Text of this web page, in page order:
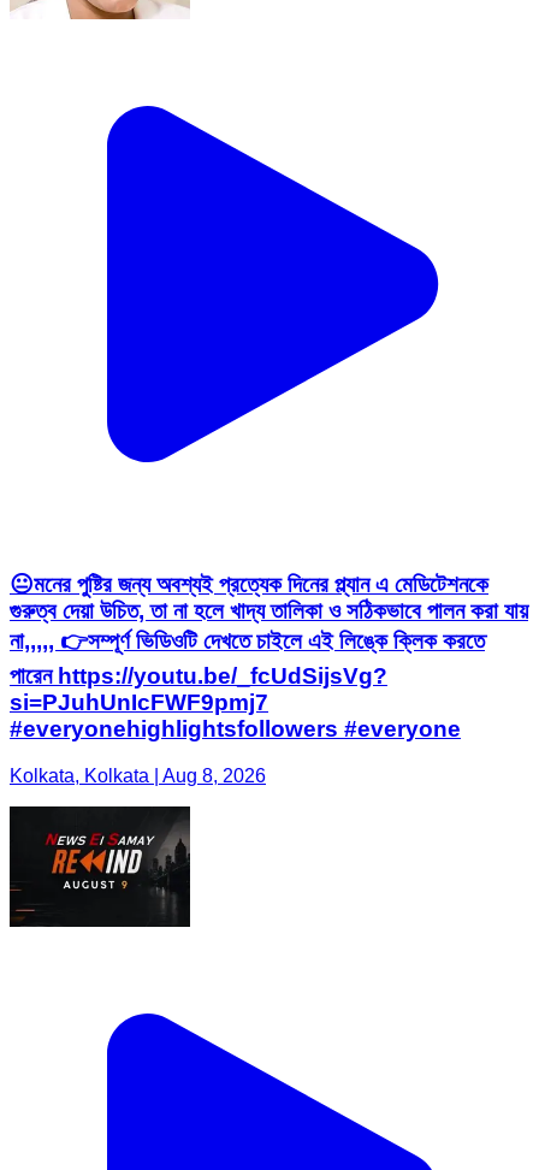
😐মনের পুষ্টির জন্য অবশ্যই প্রত্যেক দিনের প্ল্যান এ মেডিটেশনকে
গুরুত্ব দেয়া উচিত, তা না হলে খাদ্য তালিকা ও সঠিকভাবে পালন করা যায়
না,,,,, 👉সম্পূর্ণ ভিডিওটি দেখতে চাইলে এই লিঙ্কে ক্লিক করতে
পারেন https://youtu.be/_fcUdSijsVg?
si=PJuhUnIcFWF9pmj7
#everyonehighlightsfollowers #everyone
Kolkata, Kolkata | Aug 8, 2026